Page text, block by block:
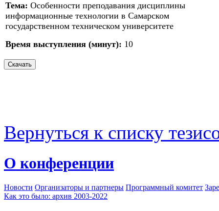
Тема: Особенности преподавания дисциплины
информационные технологии в Самарском
государственном техническом университете
Время выступления (минут): 10
Вернуться к списку
О конференции
Новости Организаторы и партнеры Программный комитет
Как это было: архив 2003-2022